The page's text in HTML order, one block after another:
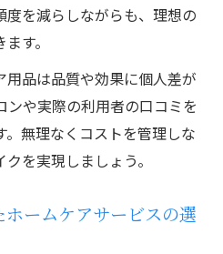
を減らしながらも、理想の
す。
品は品質や効果に個人差が
ンや実際の利用者の口コミを
無理なくコストを管理しな
を実現しましょう。
ームケアサービスの選